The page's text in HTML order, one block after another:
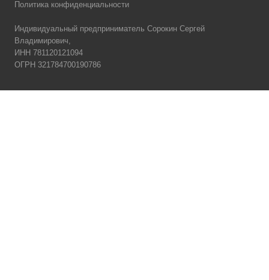
Политика конфиденциальности
Индивидуальный предприниматель Сорокин Сергей
Владимирович,
ИНН 781120121094
ОГРН 321784700190786